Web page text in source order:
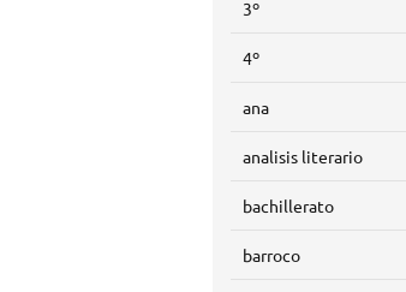
3º
4º
ana
analisis literario
bachillerato
barroco